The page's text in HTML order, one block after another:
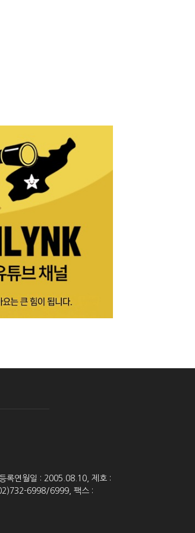
록연월일 : 2005.08.10, 제호 :
6998/6999, 팩스 :